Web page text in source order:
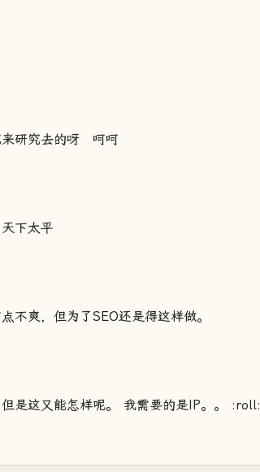
来研究去的呀 呵呵
下太平
不爽，但为了SEO还是得这样做。
是这又能怎样呢。 我需要的是IP。。 :roll: